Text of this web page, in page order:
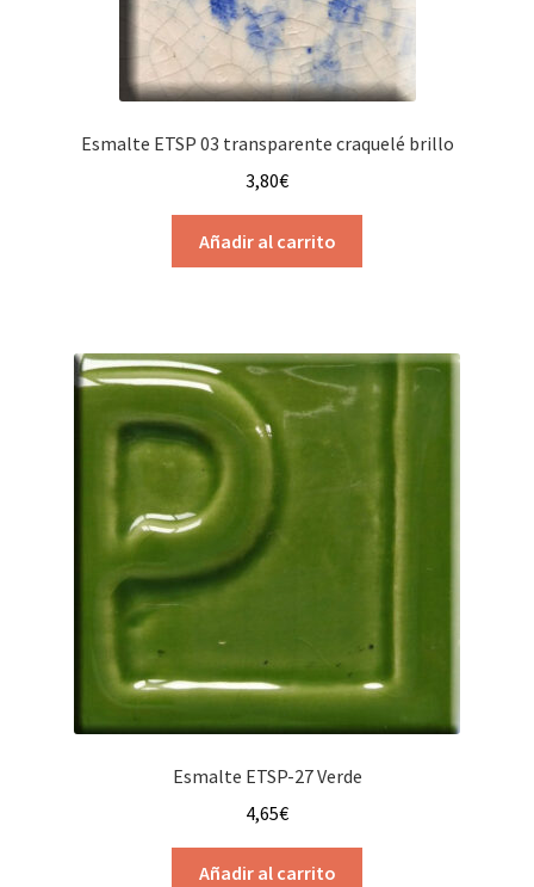
de
producto
Esmalte ETSP 03 transparente craquelé brillo
3,80€
Añadir al carrito
Esmalte ETSP-27 Verde
4,65€
Añadir al carrito